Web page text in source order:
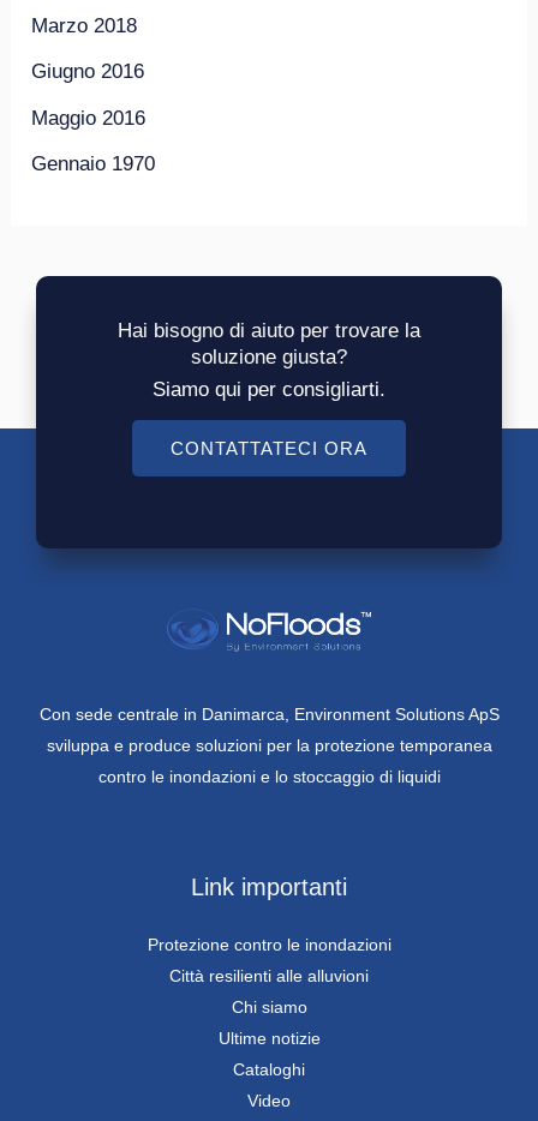
Marzo 2018
Giugno 2016
Maggio 2016
Gennaio 1970
Hai bisogno di aiuto per trovare la
soluzione giusta?
Siamo qui per consigliarti.
CONTATTATECI ORA
Con sede centrale in Danimarca, Environment Solutions ApS
sviluppa e produce soluzioni per la protezione temporanea
contro le inondazioni e lo stoccaggio di liquidi
Link importanti
Protezione contro le inondazioni
Città resilienti alle alluvioni
Chi siamo
Ultime notizie
Cataloghi
Video